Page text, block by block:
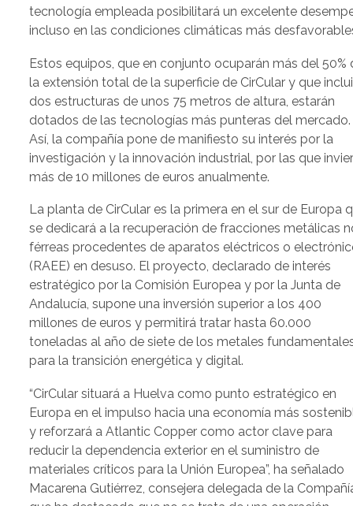
tecnología empleada posibilitará un excelente
incluso en las condiciones climáticas más
Estos equipos, que en conjunto ocuparán más del 50%
la extensión total de la superficie de CirCular y que
dos estructuras de unos 75 metros de altura, estarán
dotados de las tecnologías más punteras del mercado.
Así, la compañía pone de manifiesto su interés por la
investigación y la innovación industrial, por las que
más de 10 millones de euros anualmente.
La planta de CirCular es la primera en el sur de Europa
se dedicará a la recuperación de fracciones metálicas
férreas procedentes de aparatos eléctricos o
(RAEE) en desuso. El proyecto, declarado de interés
estratégico por la Comisión Europea y por la Junta de
Andalucía, supone una inversión superior a los 400
millones de euros y permitirá tratar hasta 60.000
toneladas al año de siete de los metales
para la transición energética y digital.
“CirCular situará a Huelva como punto estratégico en
Europa en el impulso hacia una economía más
y reforzará a Atlantic Copper como actor clave para
reducir la dependencia exterior en el suministro de
materiales críticos para la Unión Europea”, ha señalado
Macarena Gutiérrez, consejera delegada de la